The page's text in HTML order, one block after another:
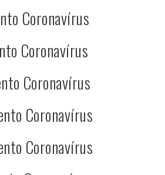
Coronavírus
Coronavírus
Coronavírus
Coronavírus
Coronavírus